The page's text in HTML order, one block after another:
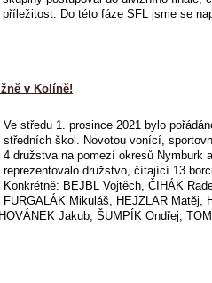
příležitost. Do této fáze SFL jsme se
v Kolíně!
Ve středu 1. prosince 2021 bylo
středních škol. Novotou vonící,
4 družstva na pomezí okresů Nymburk
reprezentovalo družstvo, čítající 13
Konkrétně: BEJBL Vojtěch, ČIHÁK
FURGALÁK Mikuláš, HEJZLAR Matěj,
Jakub, ŠUMPÍK Ondřej,